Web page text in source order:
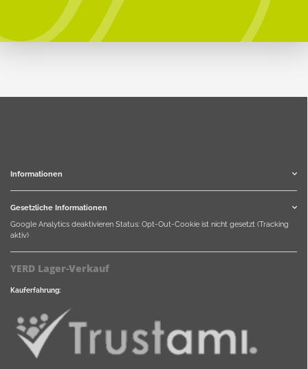
Informationen
Gesetzliche Informationen
Google Analytics deaktivieren Status: Opt-Out-Cookie ist nicht gesetzt (Tracking
aktiv)
YERD Lager-Verkauf
Kauferfahrung: